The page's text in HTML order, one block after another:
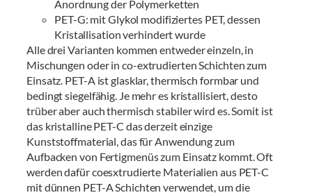
Anordnung der Polymerketten
PET-G: mit Glykol modifiziertes PET, dessen
Kristallisation verhindert wurde
Alle drei Varianten kommen entweder einzeln, in
Mischungen oder in co-extrudierten Schichten zum
Einsatz. PET-A ist glasklar, thermisch formbar und
bedingt siegelfähig. Je mehr es kristallisiert, desto
trüber aber auch thermisch stabiler wird es. Somit ist
das kristalline PET-C das derzeit einzige
Kunststoffmaterial, das für Anwendung zum
Aufbacken von Fertigmenüs zum Einsatz kommt. Oft
werden dafür coesxtrudierte Materialien aus PET-C
mit dünnen PET-A Schichten verwendet, um die